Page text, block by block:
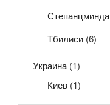
Степанцминда
Тбилиси (6)
Украина(1)
Киев (1)